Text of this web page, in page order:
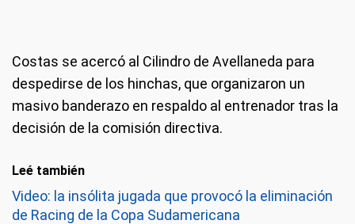
Costas se acercó al Cilindro de Avellaneda para
despedirse de los hinchas, que organizaron un
masivo banderazo en respaldo al entrenador tras la
decisión de la comisión directiva.
Leé también
Video: la insólita jugada que provocó la eliminación
de Racing de la Copa Sudamericana